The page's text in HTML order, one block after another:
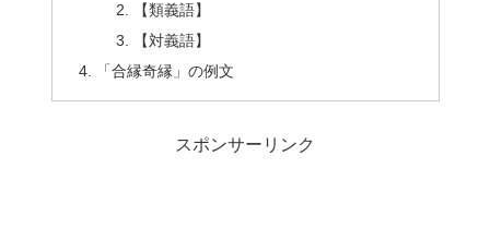
【類義語】
【対義語】
「合縁奇縁」の例文
スポンサーリンク